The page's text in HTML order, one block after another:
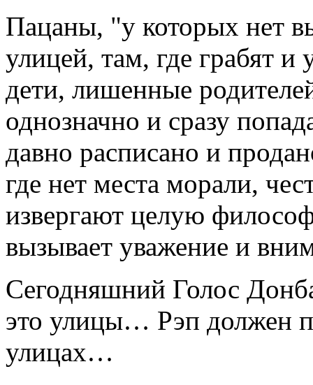
Пацаны, "у которых нет
улицей, там, где грабят
дети, лишенные
однозначно и сразу
давно расписано и
где нет места морали,
извергают целую
вызывает уважение и
Сегодняшний Голос
это улицы… Рэп должен
улицах…